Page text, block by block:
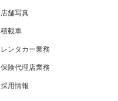
店舗写真
積載車
レンタカー業務
保険代理店業務
採用情報